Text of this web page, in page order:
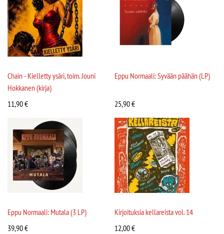
Chain - Kielletty ysäri, toim. Jouni
Hokkanen (kirja)
11,90€
Eppu Normaali: Syvään päähän (LP)
25,90€
Eppu Normaali: Mutala (3 LP)
39,90€
Kirjoituksia kellareista vol. 14
12,00€